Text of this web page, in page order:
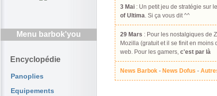
Menu barbok'you
Encyclopédie
Panoplies
Equipements
3 Mai : Un petit jeu de stratégie sur
of Ultima. Si ça vous dit ^^
29 Mars : Pour les nostalgiques de
Mozilla (gratuit et il se finit en
web. Pour les gamers, c'est par là
News Barbok - News Dofus -